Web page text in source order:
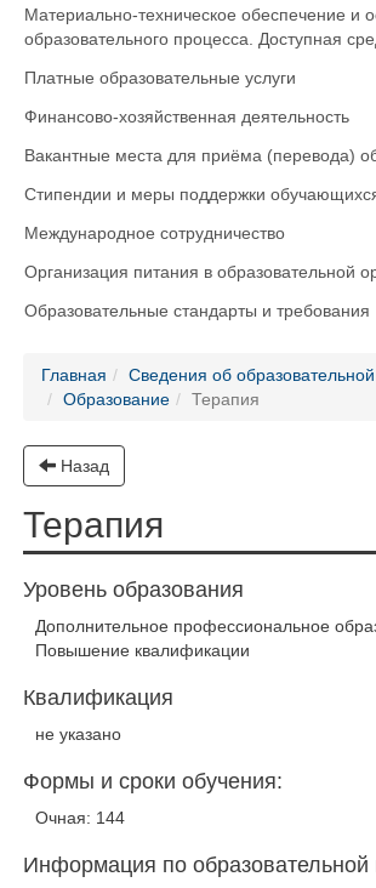
Материально-техническое обеспечение и
образовательного процесса. Доступная
Платные образовательные услуги
Финансово-хозяйственная деятельность
Вакантные места для приёма (перевода)
Стипендии и меры поддержки
Международное сотрудничество
Организация питания в образовательной
Образовательные стандарты и требования
Главная
Сведения об
Образование
Терапия
Назад
Терапия
Уровень образования
Дополнительное профессиональное
Повышение квалификации
Квалификация
не указано
Формы и сроки обучения:
Очная: 144
Информация по образовательной